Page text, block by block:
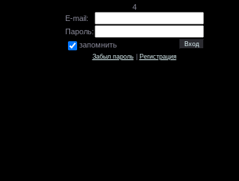
4
E-mail:
Пароль:
запомнить
Забыл пароль| Регистрация